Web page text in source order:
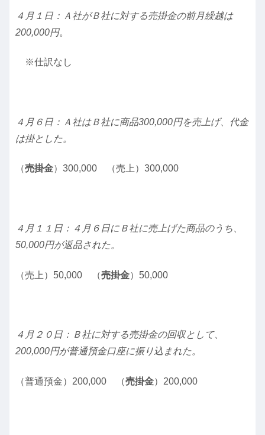
４月１日：Ａ社がＢ社に対する売掛金の前月繰越は
200,000円。
※仕訳なし
４月６日：Ａ社はＢ社に商品300,000円を売上げ、代金
は掛とした。
（売掛金）300,000 （売上）300,000
４月１１日：４月６日にＢ社に売上げた商品のうち、
50,000円が返品された。
（売上）50,000 （売掛金）50,000
４月２０日：Ｂ社に対する売掛金の回収として、
200,000円が普通預金口座に振り込まれた。
（普通預金）200,000 （売掛金）200,000